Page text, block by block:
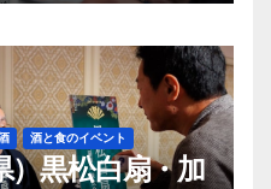
酒と食のイベント
）黒松白扇・加